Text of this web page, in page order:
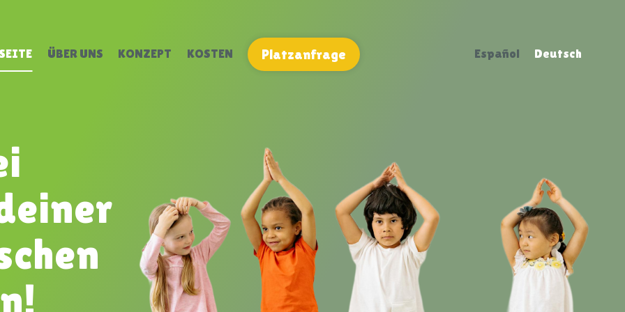
ÜBER UNS KONZEPT KOSTEN Platzanfrage Español Deutsch